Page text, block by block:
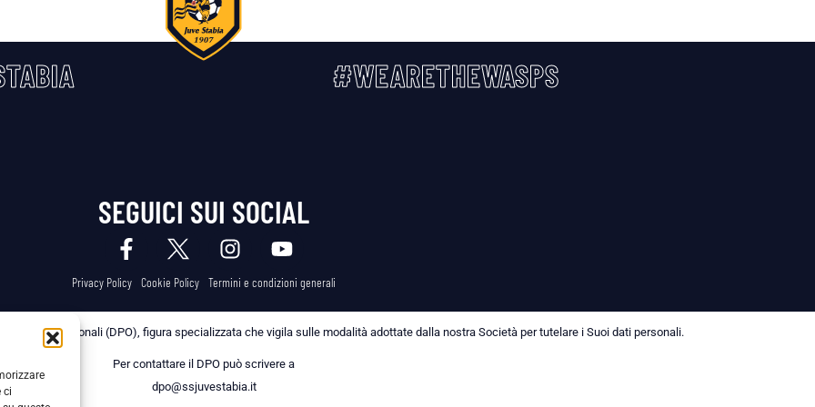
ci
#WEARETHEWASPS
SEGUICI SUI SOCIAL
Privacy Policy Cookie Policy Termini e condizioni generali
dei Dati Personali (DPO), figura specializzata che vigila sulle modalità adottate dalla nostra Società per tutelare i Suoi dati personali.
Per contattare il DPO può scrivere a
dpo@ssjuvestabia.it